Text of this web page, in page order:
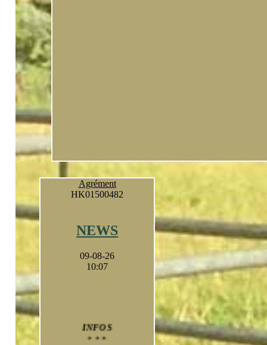
Agrément
HK01500482
NEWS
09-08-26
10:07
INFOS
* * *